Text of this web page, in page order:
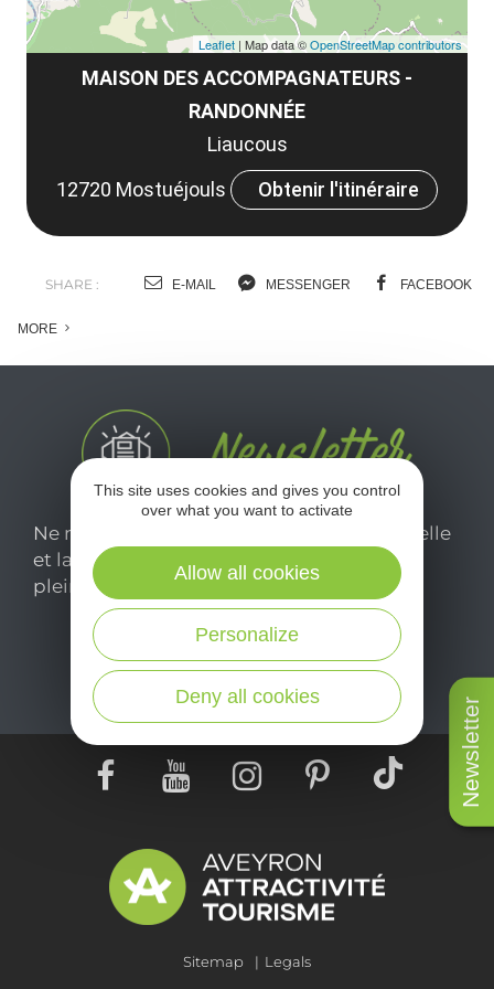
Newsletter
MAISON DES ACCOMPAGNATEURS -
RANDONNÉE
Liaucous
12720 Mostuéjouls
Obtenir l'itinéraire
Leaflet | Map data ©OpenStreetMap contributors
SHARE : E-MAIL MESSENGER FACEBOOK
MORE
Ne manquez pas notre newsletter mensuelle
et laissez-vous inspirer pour profiter
pleinement de votre séjour en Aveyron.
Je m'abonne ici
Sitemap Legals
This site uses cookies and gives you control
over what you want to activate
Deny all cookies
Personalize
Allow all cookies